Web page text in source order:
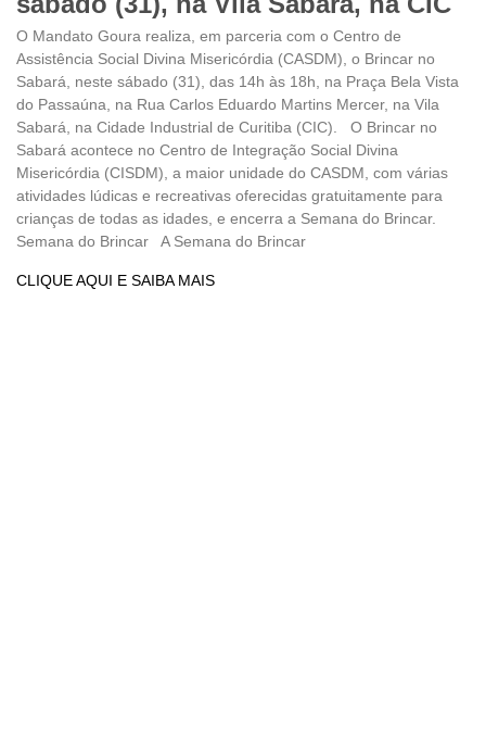
O Mandato Goura realiza, em parceria com o Centro de
Assistência Social Divina Misericórdia (CASDM), o Brincar no
Sabará, neste sábado (31), das 14h às 18h, na Praça Bela Vista
do Passaúna, na Rua Carlos Eduardo Martins Mercer, na Vila
Sabará, na Cidade Industrial de Curitiba (CIC). O Brincar no
Sabará acontece no Centro de Integração Social Divina
Misericórdia (CISDM), a maior unidade do CASDM, com várias
atividades lúdicas e recreativas oferecidas gratuitamente para
crianças de todas as idades, e encerra a Semana do Brincar.
Semana do Brincar A Semana do Brincar
CLIQUE AQUI E SAIBA MAIS